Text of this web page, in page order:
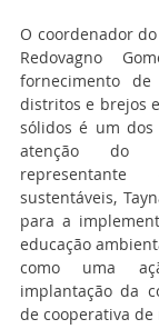
O coordenador
Redovagno
fornecimento
distritos e brejos
sólidos é um
atenção do
sustentáveis,
para a
educação
como uma
implantação da
de cooperativa de